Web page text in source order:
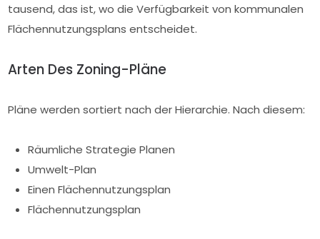
tausend, das ist, wo die Verfügbarkeit von kommunalen
Flächennutzungsplans entscheidet.
Arten Des Zoning-Pläne
Pläne werden sortiert nach der Hierarchie. Nach diesem:
Räumliche Strategie Planen
Umwelt-Plan
Einen Flächennutzungsplan
Flächennutzungsplan